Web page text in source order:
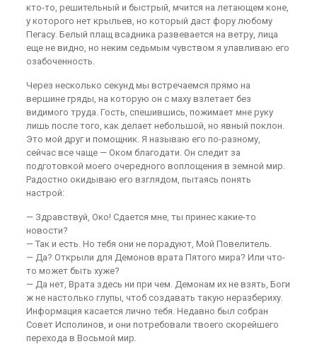
кто-то, решительный и быстрый, мчится на летающем коне,
у которого нет крыльев, но который даст фору любому
Пегасу. Белый плащ всадника развевается на ветру, лица
еще не видно, но неким седьмым чувством я улавливаю его
озабоченность.
Через несколько секунд мы встречаемся прямо на
вершине гряды, на которую он с маху взлетает без
видимого труда. Гость, спешившись, пожимает мне руку
лишь после того, как делает небольшой, но явный поклон.
Это мой друг и помощник. Я называю его по-разному,
сейчас все чаще — Оком благодати. Он следит за
подготовкой моего очередного воплощения в земной мир.
Радостно окидываю его взглядом, пытаясь понять
настрой:
— Здравствуй, Око! Сдается мне, ты принес какие-то
новости?
— Так и есть. Но тебя они не порадуют, Мой Повелитель.
— Да? Открыли для Демонов врата Пятого мира? Или что-
то может быть хуже?
— Да нет, Врата здесь ни при чем. Демонам их не взять, Боги
ж не настолько глупы, чтоб создавать такую неразбериху.
Информация касается лично тебя. Недавно был собран
Совет Исполинов, и они потребовали твоего скорейшего
перехода в Восьмой мир.